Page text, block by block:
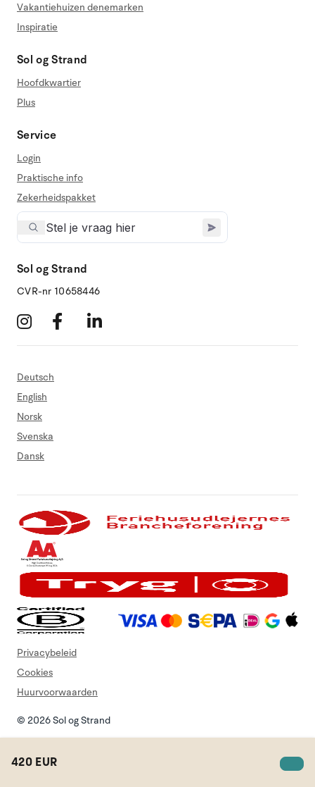
420 EUR
Vakantiehuizen denemarken
Inspiratie
Sol og Strand
Hoofdkwartier
Plus
Service
Login
Praktische info
Zekerheidspakket
Sol og Strand
CVR-nr 10658446
Deutsch
English
Norsk
Svenska
Dansk
© 2026 Sol og Strand
Privacybeleid
Cookies
Huurvoorwaarden